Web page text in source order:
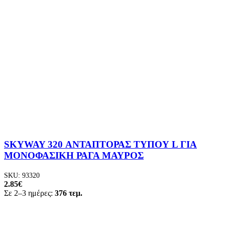
SKYWAY 320 ΑΝΤΑΠΤΟΡΑΣ ΤΥΠΟΥ L ΓΙΑ
ΜΟΝΟΦΑΣΙΚΗ ΡΑΓΑ ΜΑΥΡΟΣ
SKU: 93320
2.85€
Σε 2–3 ημέρες: 376 τεμ.